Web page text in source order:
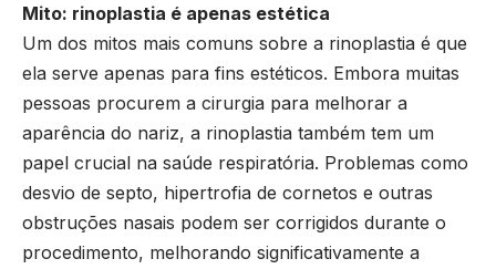
Mito: rinoplastia é apenas estética
Um dos mitos mais comuns sobre a rinoplastia é que
ela serve apenas para fins estéticos. Embora muitas
pessoas procurem a cirurgia para melhorar a
aparência do nariz, a rinoplastia também tem um
papel crucial na saúde respiratória. Problemas como
desvio de septo, hipertrofia de cornetos e outras
obstruções nasais podem ser corrigidos durante o
procedimento, melhorando significativamente a